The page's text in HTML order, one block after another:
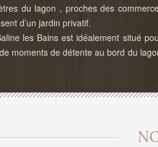
du lagon , proches des
d’un jardin privatif.
les Bains est idéalement situé
moments de détente au bord du